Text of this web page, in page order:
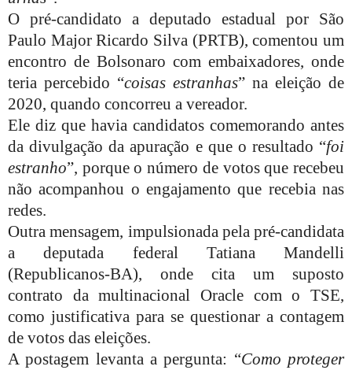
O pré-candidato a deputado estadual por São
Paulo Major Ricardo Silva (PRTB), comentou um
encontro de Bolsonaro com embaixadores, onde
teria percebido “coisas estranhas” na eleição de
2020, quando concorreu a vereador.
Ele diz que havia candidatos comemorando antes
da divulgação da apuração e que o resultado “foi
estranho”, porque o número de votos que recebeu
não acompanhou o engajamento que recebia nas
redes.
Outra mensagem, impulsionada pela pré-candidata
a deputada federal Tatiana Mandelli
(Republicanos-BA), onde cita um suposto
contrato da multinacional Oracle com o TSE,
como justificativa para se questionar a contagem
de votos das eleições.
A postagem levanta a pergunta: “Como proteger